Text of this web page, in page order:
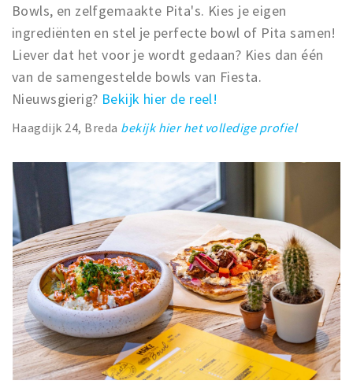
Bowls, en zelfgemaakte Pita's. Kies je eigen
ingrediënten en stel je perfecte bowl of Pita samen!
Liever dat het voor je wordt gedaan? Kies dan één
van de samengestelde bowls van Fiesta.
Nieuwsgierig? Bekijk hier de reel!
Haagdijk 24, Breda bekijk hier het volledige profiel